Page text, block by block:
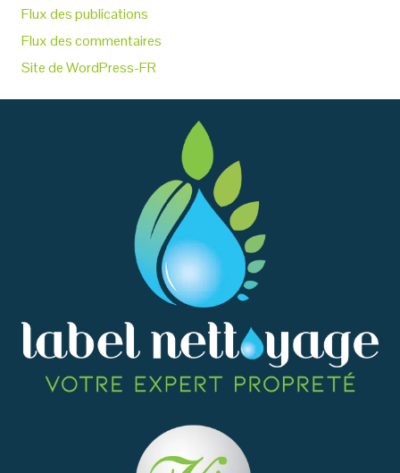
Flux des publications
Flux des commentaires
Site de WordPress-FR